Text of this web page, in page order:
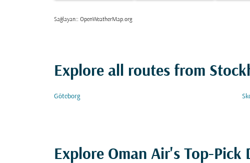
Sağlayan:: OpenWeatherMap.org
Explore all routes from
Göteborg
Explore Oman Air's Top-Pick